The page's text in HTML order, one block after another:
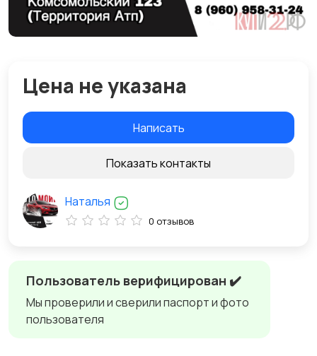
Пользователь верифицирован ✔️
Мы проверили и сверили паспорт и фото
пользователя
Цена не указана
Написать
Показать контакты
Наталья
0 отзывов